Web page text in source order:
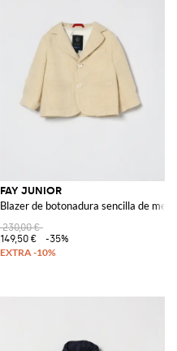
FAY JUNIOR
Blazer de botonadura sencilla de
230,00 €
149,50 €
-35%